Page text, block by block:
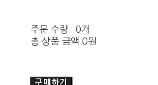
주문 수량
0개
총 상품 금액 0원
구매하기